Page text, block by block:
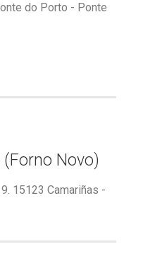
do Porto - Ponte
(Forno Novo)
15123 Camariñas -